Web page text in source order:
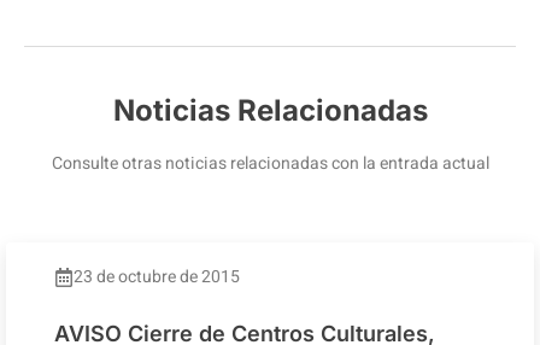
Noticias Relacionadas
Consulte otras noticias relacionadas con la entrada actual
23 de octubre de 2015
AVISO Cierre de Centros Culturales,